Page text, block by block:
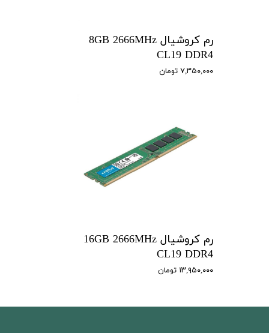
رم کروشیال 8GB 2666MHz
CL19 DDR4
۷,۳۵۰,۰۰۰ تومان
رم کروشیال 16GB 2666MHz
CL19 DDR4
۱۳,۹۵۰,۰۰۰ تومان